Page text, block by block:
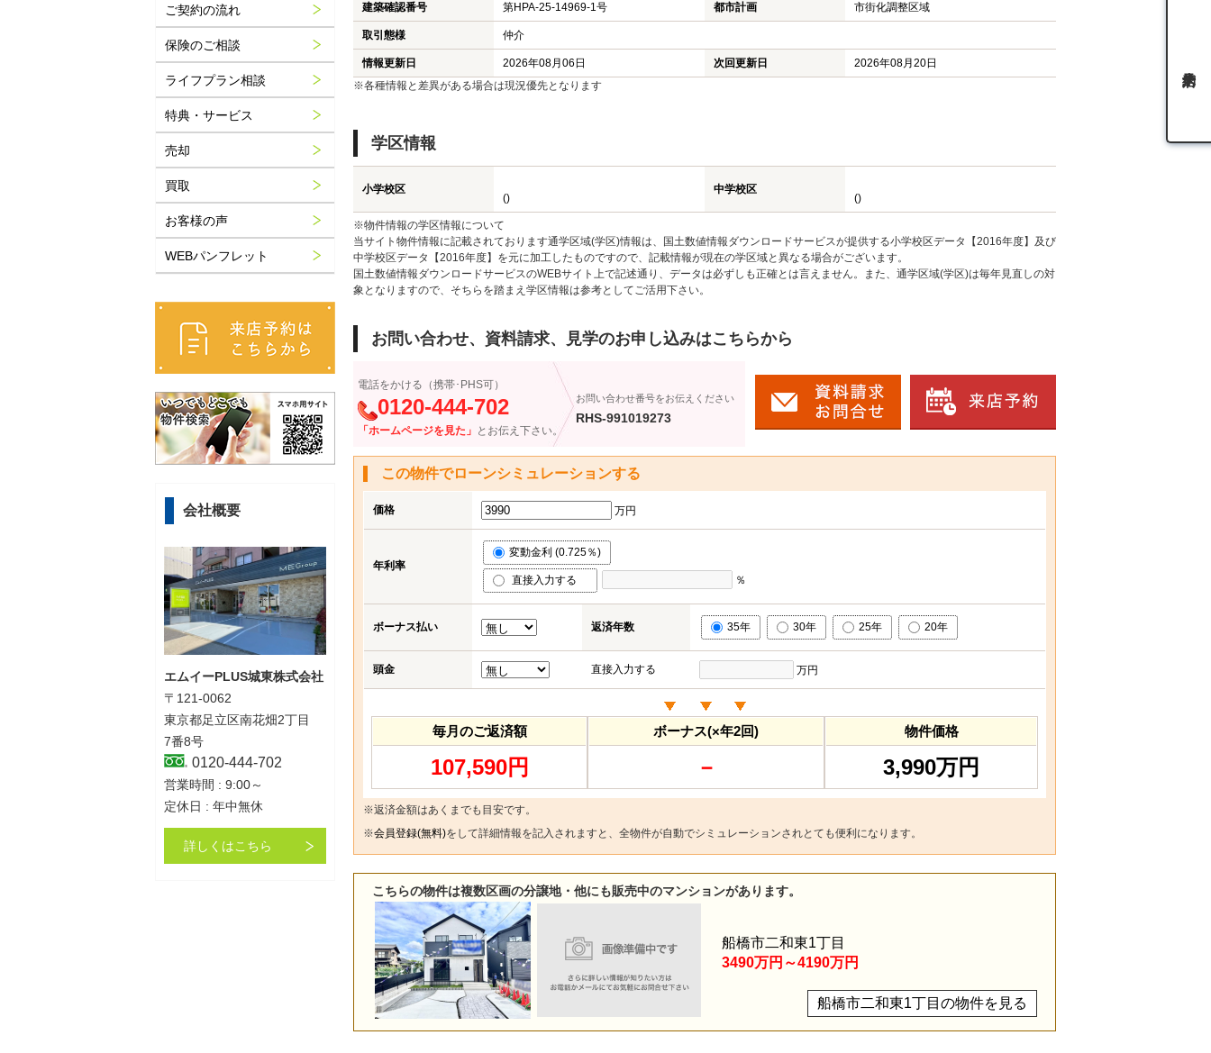
建築確認番号 第HPA-25-14969-1号 都市計画 市街化調整区域
取引態様 仲介
情報更新日 2026年08月06日 次回更新日
2026年08月20日
※各種情報と差異がある場合は現況優先となります
学区情報
小学校区
()
中学校区
()
※物件情報の学区情報について
当サイト物件情報に記載されております通学区域(学区)情報は、国土数値情報ダウンロードサービスが提供する小学校区データ【2016年度】及び
中学校区データ【2016年度】を元に加工したものですので、記載情報が現在の学区域と異なる場合がございます。
国土数値情報ダウンロードサービスのWEBサイト上で記述通り、データは必ずしも正確とは言えません。また、通学区域(学区)は毎年見直しの対
象となりますので、そちらを踏まえ学区情報は参考としてご活用下さい。
お問い合わせ、資料請求、見学のお申し込みはこちらから
電話をかける（携帯･PHS可）
0120-444-702
「ホームページを見た」 とお伝え下さい。
お問い合わせ番号をお伝えください
RHS-991019273
この物件でローンシミュレーションする
価格 万円
年利率
変動金利 (0.725％)
直接入力する ％
ボーナス払い 返済年数 35年 30年 25年 20年
頭金 直接入力する 万円
毎月のご返済額
107,590円
ボーナス(×年2回)
－
物件価格
3,990万円
※返済金額はあくまでも目安です。
※会員登録(無料)をして詳細情報を記入されますと、全物件が自動でシミュレーションされとても便利になります。
こちらの物件は複数区画の分譲地・他にも販売中のマンションがあります。
船橋市二和東1丁目の物件を見る
船橋市二和東1丁目
3490万円～4190万円
ご契約の流れ
保険のご相談
ライフプラン相談
特典・サービス
売却
買取
お客様の声
WEBパンフレット
会社概要
エムイーPLUS城東株式会社
〒121-0062
東京都足立区南花畑2丁目
7番8号
0120-444-702
営業時間 : 9:00～
定休日 : 年中無休
詳しくはこちら